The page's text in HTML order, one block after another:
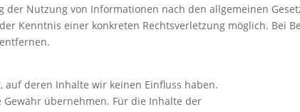
Nutzung von Informationen nach den allgemeinen
Kenntnis einer konkreten Rechtsverletzung möglich. Bei
auf deren Inhalte wir keinen Einfluss haben.
übernehmen. Für die Inhalte der